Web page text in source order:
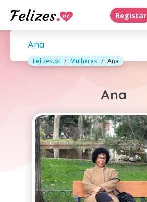
Registar
Ana
Felizes.pt Mulheres Ana
Ana